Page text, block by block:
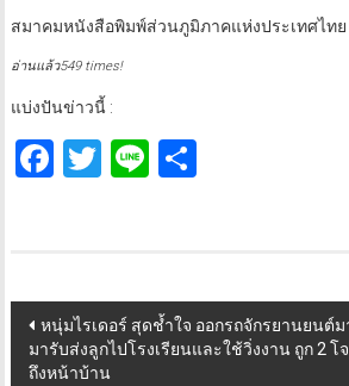
สมาคมหนังสือพิมพ์ส่วนภูมิภาคแห่งประเทศไทย
อ่านแล้ว549 times!
แบ่งปันข่าวนี้ :
Facebook
Twitter
LineShare
Post
navigation
หนุ่มไรเดอร์ สุดช้ำใจ ออกรถจักรยานยนต์ม
มารับส่งลูกไปโรงเรียนและใช้วิ่งงาน ถูก 2
ถึงหน้าบ้าน